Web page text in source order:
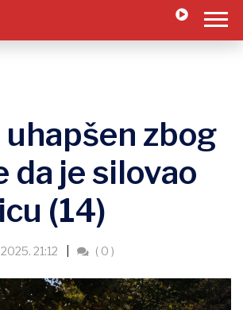
zbog
da je silovao
(14)
21:12 ( 0 )